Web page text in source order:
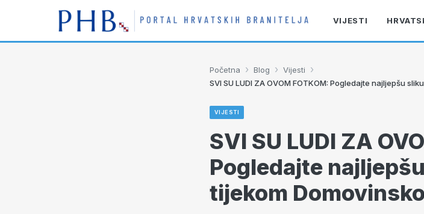
VIJESTI
Početna › Blog › Vijesti ›
SVI SU LUDI ZA OVOM FOTKOM: Pogledajte najljepšu
VIJESTI
SVI SU LUDI ZA
Pogledajte
tijekom